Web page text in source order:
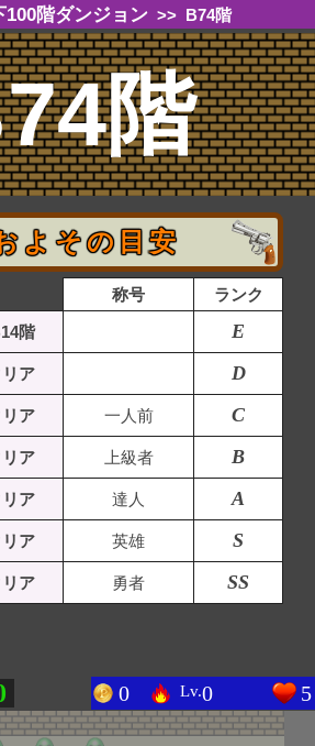
100階ダンジョン >> B74階
階
よその目安
称号
ランク
階
E
ア D
ア 一人前 C
ア 上級者 B
ア 達人 A
ア 英雄 S
ア 勇者 SS
0 Lv.0 5